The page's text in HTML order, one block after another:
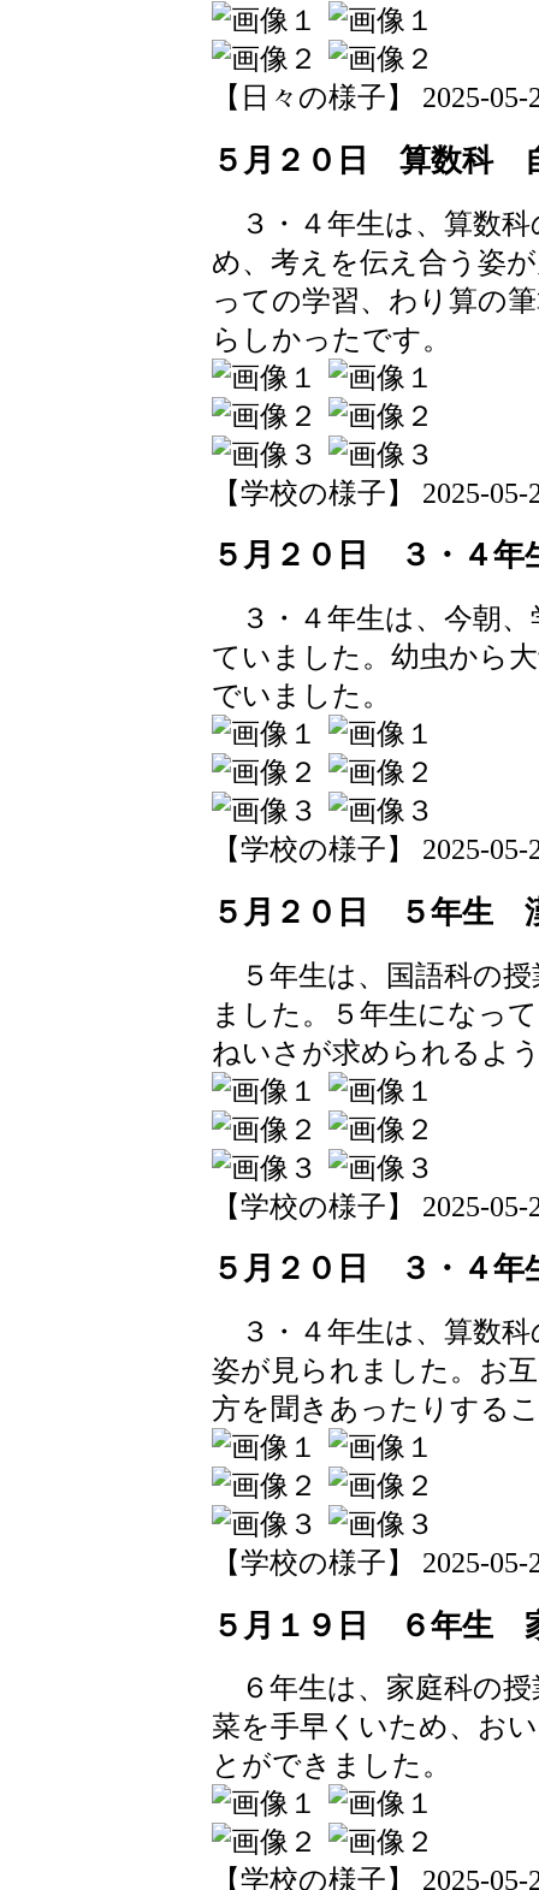
【日々の様子】 2025-05-
５月２０日 算数科
３・４年生は、算数科
め、考えを伝え合う姿
っての学習、わり算の
らしかったです。
【学校の様子】 2025-05-
５月２０日 ３・４
３・４年生は、今朝
ていました。幼虫から
でいました。
【学校の様子】 2025-05-
５月２０日 ５年生
５年生は、国語科の
ました。５年生になっ
ねいさが求められるよ
【学校の様子】 2025-05-
５月２０日 ３・４
３・４年生は、算数科
姿が見られました。お
方を聞きあったりする
【学校の様子】 2025-05-
５月１９日 ６年生
６年生は、家庭科の授
菜を手早くいため、お
とができました。
【学校の様子】 2025-05-